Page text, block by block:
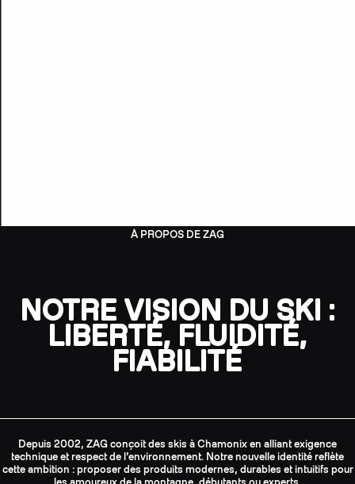
À PROPOS DE ZAG
NOTRE VISION DU SKI :
LIBERTÉ, FLUIDITÉ,
FIABILITÉ
Depuis 2002, ZAG conçoit des skis à Chamonix en alliant exigence
technique et respect de l’environnement. Notre nouvelle identité reflète
cette ambition : proposer des produits modernes, durables et intuitifs pour